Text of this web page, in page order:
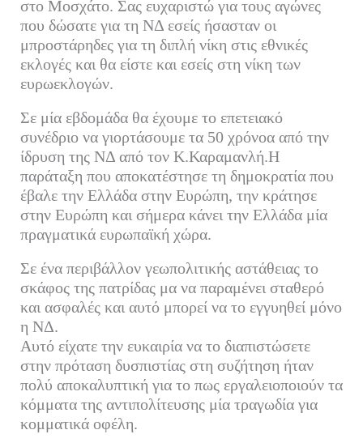
στο Μοσχάτο. Σας ευχαριστώ για τους αγώνες
που δώσατε για τη ΝΔ εσείς ήσασταν οι
μπροστάρηδες για τη διπλή νίκη στις εθνικές
εκλογές και θα είστε και εσείς στη νίκη των
ευρωεκλογών.
Σε μία εβδομάδα θα έχουμε το επετειακό
συνέδριο να γιορτάσουμε τα 50 χρόνοα από την
ίδρυση της ΝΔ από τον Κ.Καραμανλή.Η
παράταξη που αποκατέστησε τη δημοκρατία που
έβαλε την Ελλάδα στην Ευρώπη, την κράτησε
στην Ευρώπη και σήμερα κάνει την Ελλάδα μία
πραγματικά ευρωπαϊκή χώρα.
Σε ένα περιβάλλον γεωπολιτικής αστάθειας το
σκάφος της πατρίδας μα να παραμένει σταθερό
και ασφαλές και αυτό μπορεί να το εγγυηθεί μόνο
η ΝΔ.
Αυτό είχατε την ευκαιρία να το διαπιστώσετε
στην πρόταση δυσπιστίας στη συζήτηση ήταν
πολύ αποκαλυπτική για το πως εργαλειοποιούν τα
κόμματα της αντιπολίτευσης μία τραγωδία για
κομματικά οφέλη.